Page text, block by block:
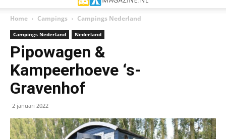
Home Campings Campings Nederland
Campings Nederland Nederland
Pipowagen &
Kampeerhoeve ‘s-
Gravenhof
2 januari 2022